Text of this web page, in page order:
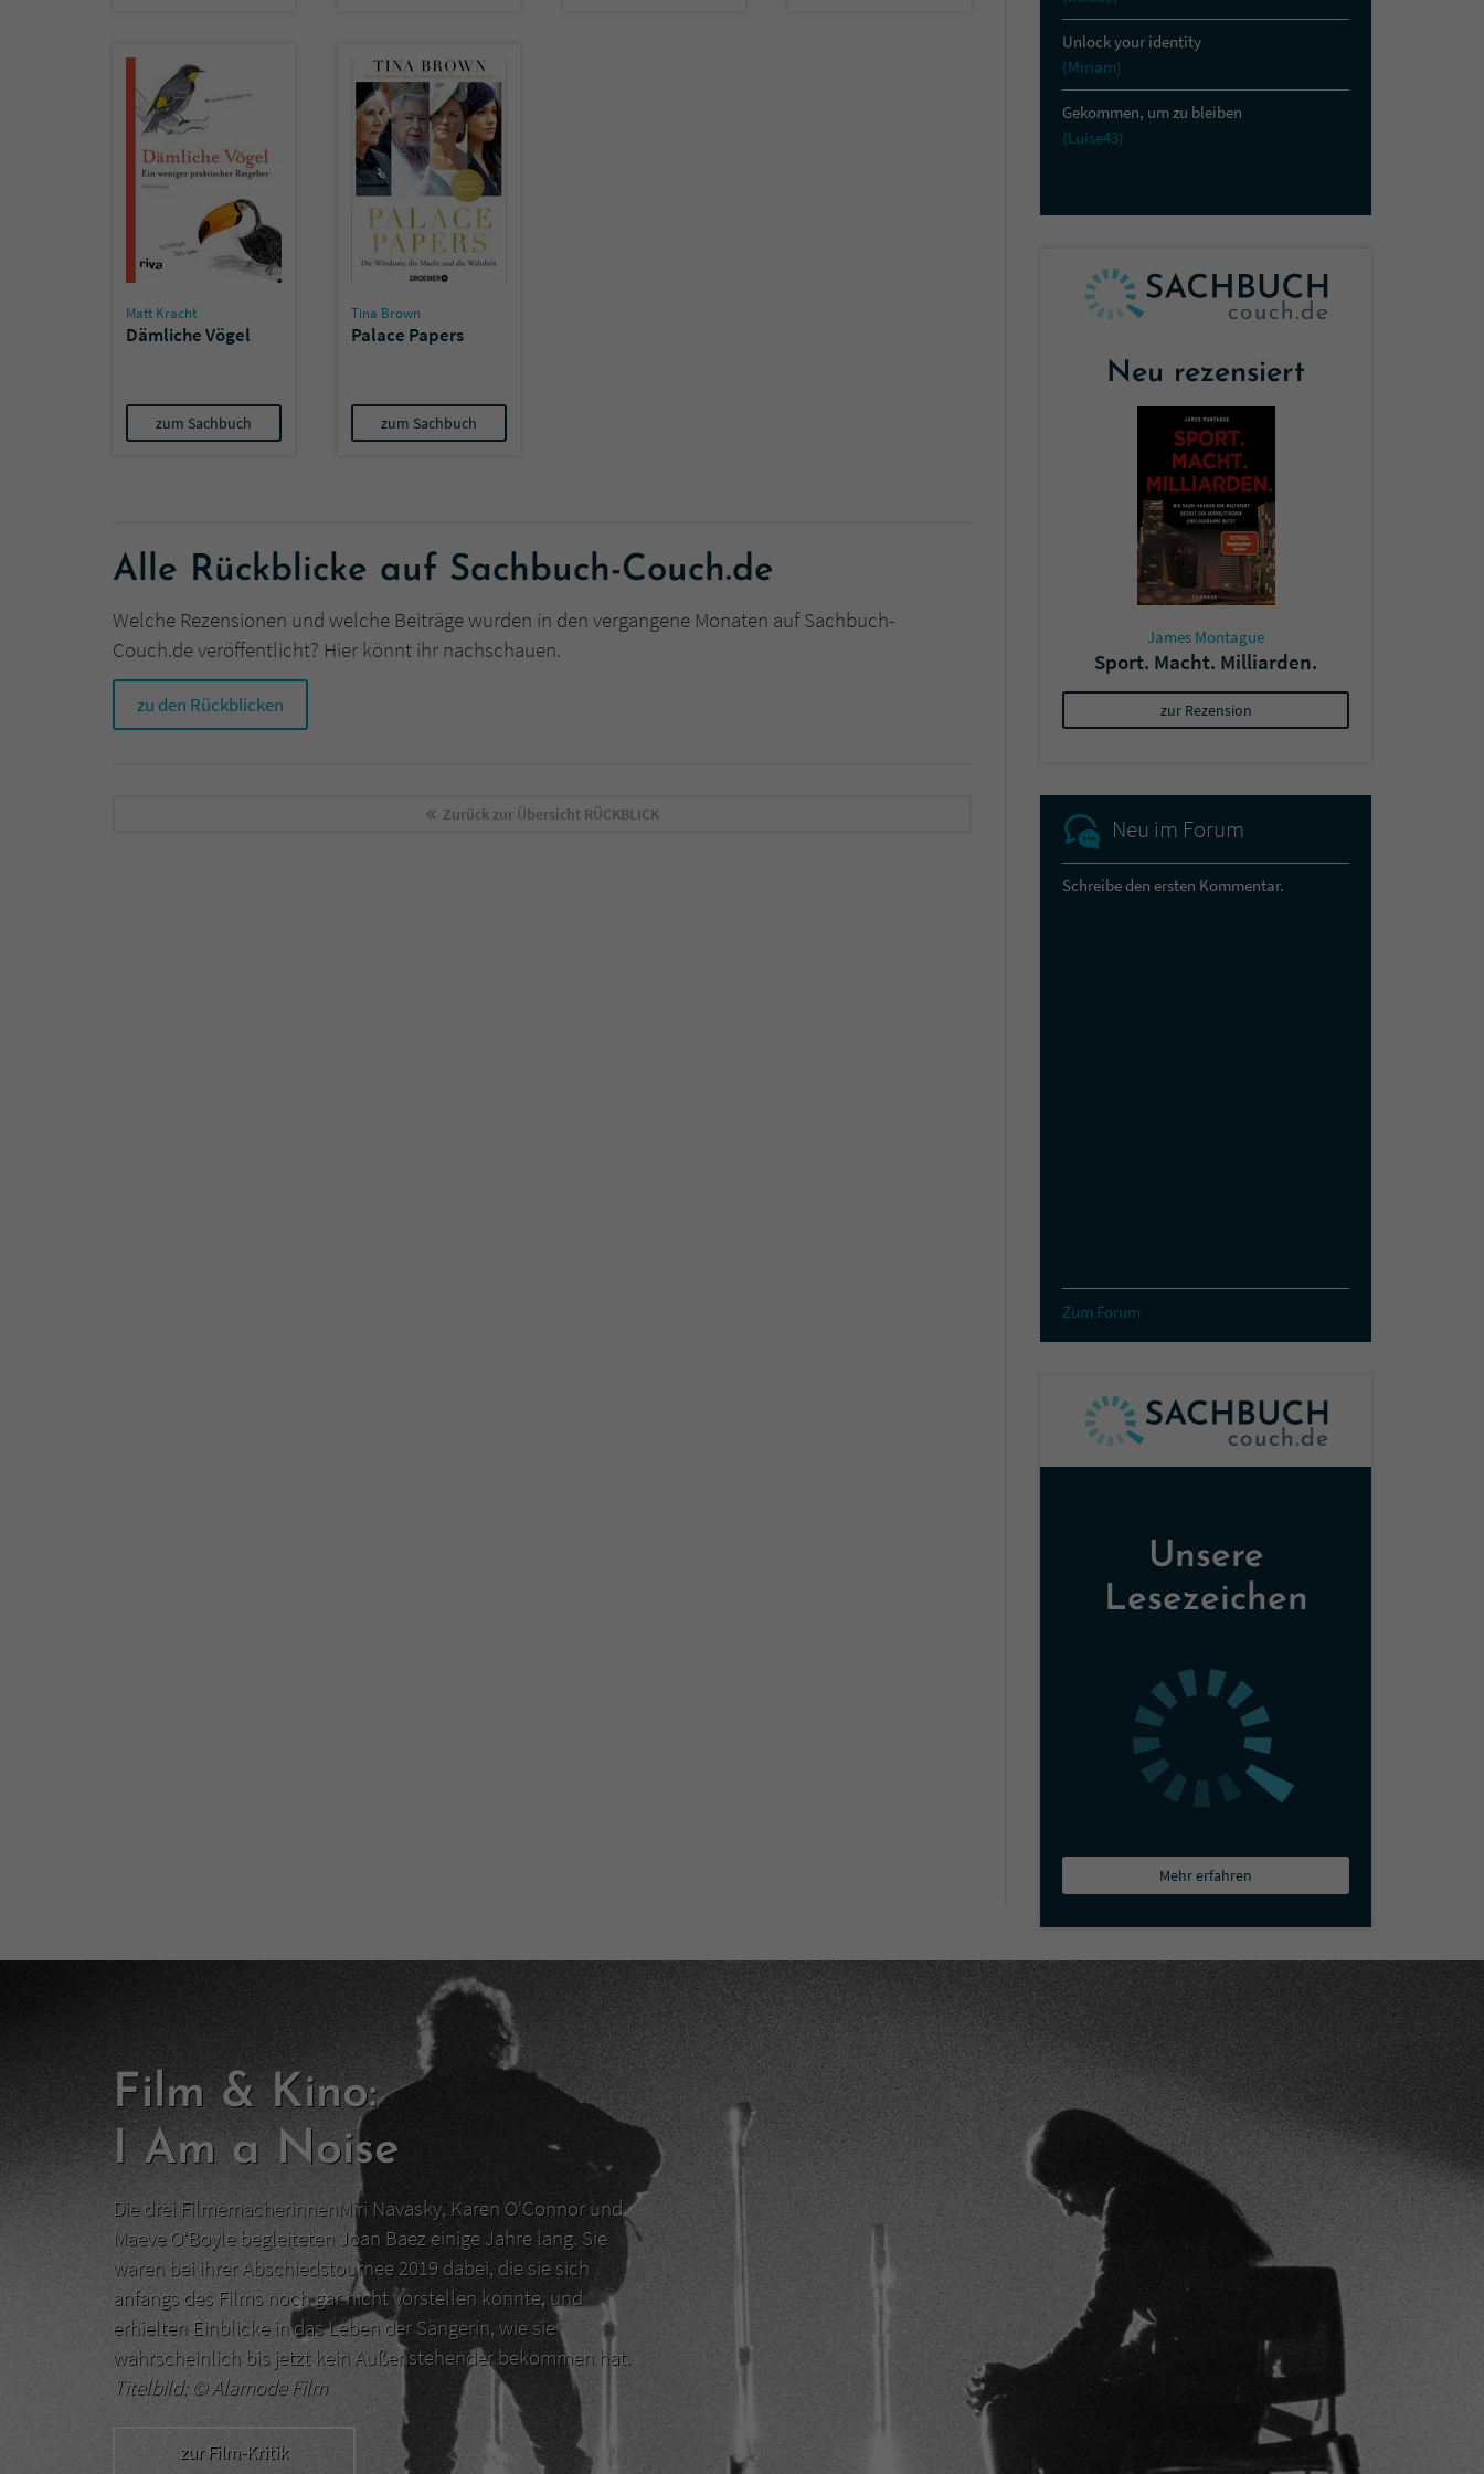
Matt Kracht
Dämliche Vögel
zum Sachbuch
Tina Brown
Palace Papers
zum Sachbuch
Alle Rückblicke auf Sachbuch-Couch.de
Welche Rezensionen und welche Beiträge wurden in den vergangene Monaten auf Sachbuch-
Couch.de veröffentlicht? Hier könnt ihr nachschauen.
zu den Rückblicken
Zurück zur Übersicht RÜCKBLICK
Unlock your identity
(Miriam)
Gekommen, um zu bleiben
(Luise43)
Neu rezensiert
James Montague
Sport. Macht. Milliarden.
zur Rezension
Neu im Forum
Schreibe den ersten Kommentar.
Zum Forum
Unsere
Lesezeichen
Mehr erfahren
Film & Kino:
I Am a Noise
Die drei FilmemacherinnenMiri Navasky, Karen O‘Connor und
Maeve O‘Boyle begleiteten Joan Baez einige Jahre lang. Sie
waren bei ihrer Abschiedstournee 2019 dabei, die sie sich
anfangs des Films noch gar nicht vorstellen konnte, und
erhielten Einblicke in das Leben der Sängerin, wie sie
wahrscheinlich bis jetzt kein Außenstehender bekommen hat.
Titelbild: ©Alamode Film
zur Film-Kritik